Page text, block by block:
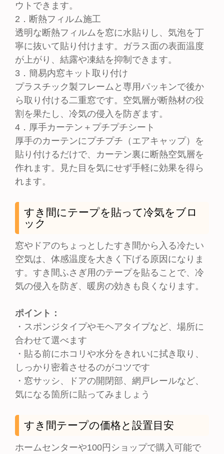
ウトできます。
2．断熱フィルム施工
透明な断熱フィルムを窓に水貼りし、気泡を丁
寧に抜いて貼り付けます。ガラス面の表面温度
が上がり、結露や凍結を抑制できます。
3．簡易内窓キット取り付け
プラスチック製フレームと専用パッキンで後か
ら取り付ける二重窓です。空気層が断熱材の役
割を果たし、冷気の侵入を防ぎます。
4．厚手カーテン＋プチプチシート
厚手のカーテンにプチプチ（エアキャップ）を
貼り付けるだけで、カーテン裏に断熱空気層を
作れます。見た目を気にせず手軽に効果を得ら
れます。
すき間にテープを貼って冷気をブロ
ック
窓やドアのちょっとしたすき間から入る冷たい
空気は、体感温度を大きく下げる原因になりま
す。すき間ふさぎ用のテープを貼ることで、冷
気の侵入を防ぎ、暖房の効きも良くなります。
ポイント：
・スポンジタイプやモヘアタイプなど、場所に
合わせて選べます
・貼る前にホコリや水分をきれいに拭き取り、
しっかり密着させるのがコツです
・窓サッシ、ドアの開閉部、網戸レールなど、
気になる箇所に貼ってみましょう
すき間テープの価格と設置目安
ホームセンターや100円ショップで購入可能で